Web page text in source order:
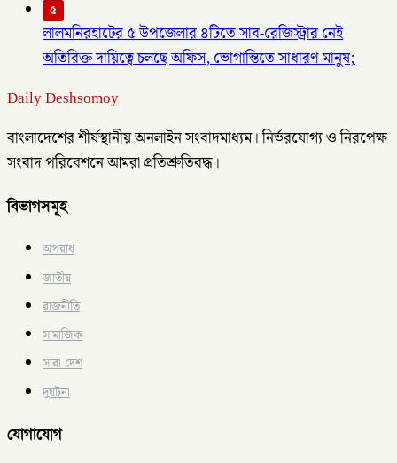
৫
লালমনিরহাটের ৫ উপজেলার ৪টিতে সাব-রেজিস্ট্রার নেই
অতিরিক্ত দায়িত্বে চলছে অফিস, ভোগান্তিতে সাধারণ মানুষ;
Daily Deshsomoy
বাংলাদেশের শীর্ষস্থানীয় অনলাইন সংবাদমাধ্যম। নির্ভরযোগ্য ও নিরপেক্ষ
সংবাদ পরিবেশনে আমরা প্রতিশ্রুতিবদ্ধ।
বিভাগসমূহ
অপরাধ
জাতীয়
রাজনীতি
সামাজিক
সারা দেশ
দুর্ঘটনা
যোগাযোগ